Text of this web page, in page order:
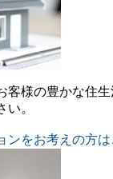
客様の豊かな住
。
ンをお考えの方は